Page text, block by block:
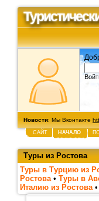
Новости: Мы Вконтакте
САЙТ НАЧАЛО
Туры из Ростова
Туры в Турцию из
Ростова • Туры в
Италию из Ростова •